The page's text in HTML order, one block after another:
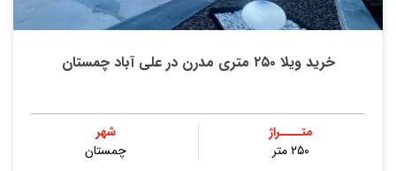
خرید ویلا ۲۵۰ متری مدرن در علی آباد چمستان
متــــراژ
۲۵۰ متر
شهر
چمستان